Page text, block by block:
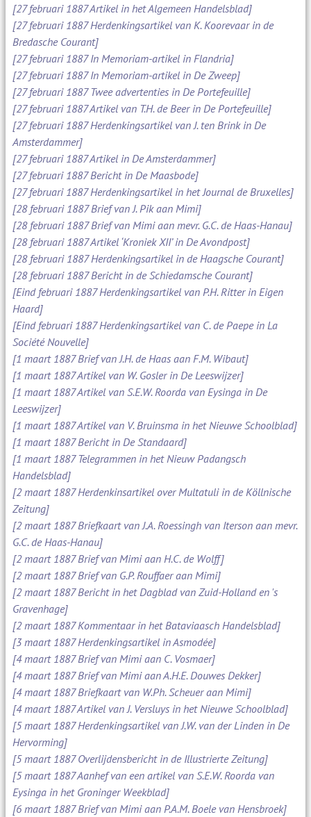
[27 februari 1887 Artikel in het Algemeen Handelsblad]
[27 februari 1887 Herdenkingsartikel van K. Koorevaar in de
Bredasche Courant]
[27 februari 1887 In Memoriam-artikel in Flandria]
[27 februari 1887 In Memoriam-artikel in De Zweep]
[27 februari 1887 Twee advertenties in De Portefeuille]
[27 februari 1887 Artikel van T.H. de Beer in De Portefeuille]
[27 februari 1887 Herdenkingsartikel van J. ten Brink in De
Amsterdammer]
[27 februari 1887 Artikel in De Amsterdammer]
[27 februari 1887 Bericht in De Maasbode]
[27 februari 1887 Herdenkingsartikel in het Journal de Bruxelles]
[28 februari 1887 Brief van J. Pik aan Mimi]
[28 februari 1887 Brief van Mimi aan mevr. G.C. de Haas-Hanau]
[28 februari 1887 Artikel ‘Kroniek XII’ in De Avondpost]
[28 februari 1887 Herdenkingsartikel in de Haagsche Courant]
[28 februari 1887 Bericht in de Schiedamsche Courant]
[Eind februari 1887 Herdenkingsartikel van P.H. Ritter in Eigen
Haard]
[Eind februari 1887 Herdenkingsartikel van C. de Paepe in La
Société Nouvelle]
[1 maart 1887 Brief van J.H. de Haas aan F.M. Wibaut]
[1 maart 1887 Artikel van W. Gosler in De Leeswijzer]
[1 maart 1887 Artikel van S.E.W. Roorda van Eysinga in De
Leeswijzer]
[1 maart 1887 Artikel van V. Bruinsma in het Nieuwe Schoolblad]
[1 maart 1887 Bericht in De Standaard]
[1 maart 1887 Telegrammen in het Nieuw Padangsch
Handelsblad]
[2 maart 1887 Herdenkinsartikel over Multatuli in de Köllnische
Zeitung]
[2 maart 1887 Briefkaart van J.A. Roessingh van Iterson aan mevr.
G.C. de Haas-Hanau]
[2 maart 1887 Brief van Mimi aan H.C. de Wolff]
[2 maart 1887 Brief van G.P. Rouffaer aan Mimi]
[2 maart 1887 Bericht in het Dagblad van Zuid-Holland en 's
Gravenhage]
[2 maart 1887 Kommentaar in het Bataviaasch Handelsblad]
[3 maart 1887 Herdenkingsartikel in Asmodée]
[4 maart 1887 Brief van Mimi aan C. Vosmaer]
[4 maart 1887 Brief van Mimi aan A.H.E. Douwes Dekker]
[4 maart 1887 Briefkaart van W.Ph. Scheuer aan Mimi]
[4 maart 1887 Artikel van J. Versluys in het Nieuwe Schoolblad]
[5 maart 1887 Herdenkingsartikel van J.W. van der Linden in De
Hervorming]
[5 maart 1887 Overlijdensbericht in de Illustrierte Zeitung]
[5 maart 1887 Aanhef van een artikel van S.E.W. Roorda van
Eysinga in het Groninger Weekblad]
[6 maart 1887 Brief van Mimi aan P.A.M. Boele van Hensbroek]